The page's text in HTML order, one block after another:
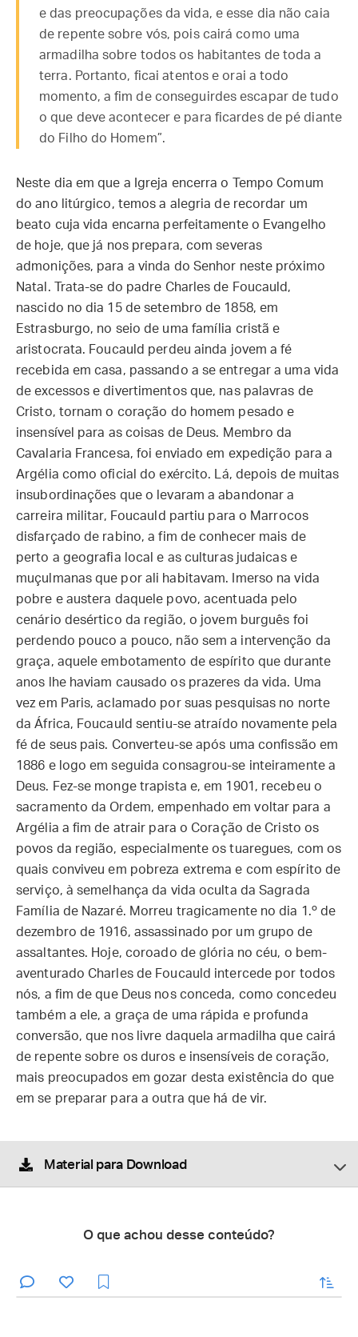
e das preocupações da vida, e esse dia não caia
de repente sobre vós, pois cairá como uma
armadilha sobre todos os habitantes de toda a
terra. Portanto, ficai atentos e orai a todo
momento, a fim de conseguirdes escapar de tudo
o que deve acontecer e para ficardes de pé diante
do Filho do Homem”.
Neste dia em que a Igreja encerra o Tempo Comum
do ano litúrgico, temos a alegria de recordar um
beato cuja vida encarna perfeitamente o Evangelho
de hoje, que já nos prepara, com severas
admonições, para a vinda do Senhor neste próximo
Natal. Trata-se do padre Charles de Foucauld,
nascido no dia 15 de setembro de 1858, em
Estrasburgo, no seio de uma família cristã e
aristocrata. Foucauld perdeu ainda jovem a fé
recebida em casa, passando a se entregar a uma vida
de excessos e divertimentos que, nas palavras de
Cristo, tornam o coração do homem pesado e
insensível para as coisas de Deus. Membro da
Cavalaria Francesa, foi enviado em expedição para a
Argélia como oficial do exército. Lá, depois de muitas
insubordinações que o levaram a abandonar a
carreira militar, Foucauld partiu para o Marrocos
disfarçado de rabino, a fim de conhecer mais de
perto a geografia local e as culturas judaicas e
muçulmanas que por ali habitavam. Imerso na vida
pobre e austera daquele povo, acentuada pelo
cenário desértico da região, o jovem burguês foi
perdendo pouco a pouco, não sem a intervenção da
graça, aquele embotamento de espírito que durante
anos lhe haviam causado os prazeres da vida. Uma
vez em Paris, aclamado por suas pesquisas no norte
da África, Foucauld sentiu-se atraído novamente pela
fé de seus pais. Converteu-se após uma confissão em
1886 e logo em seguida consagrou-se inteiramente a
Deus. Fez-se monge trapista e, em 1901, recebeu o
sacramento da Ordem, empenhado em voltar para a
Argélia a fim de atrair para o Coração de Cristo os
povos da região, especialmente os tuaregues, com os
quais conviveu em pobreza extrema e com espírito de
serviço, à semelhança da vida oculta da Sagrada
Família de Nazaré. Morreu tragicamente no dia 1.º de
dezembro de 1916, assassinado por um grupo de
assaltantes. Hoje, coroado de glória no céu, o bem-
aventurado Charles de Foucauld intercede por todos
nós, a fim de que Deus nos conceda, como concedeu
também a ele, a graça de uma rápida e profunda
conversão, que nos livre daquela armadilha que cairá
de repente sobre os duros e insensíveis de coração,
mais preocupados em gozar desta existência do que
em se preparar para a outra que há de vir.
Material para Download
O que achou desse conteúdo?
enviar